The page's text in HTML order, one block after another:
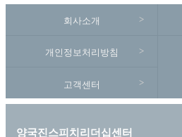
회사소개
개인정보처리방침
고객센터
양국진스피치리더십센터